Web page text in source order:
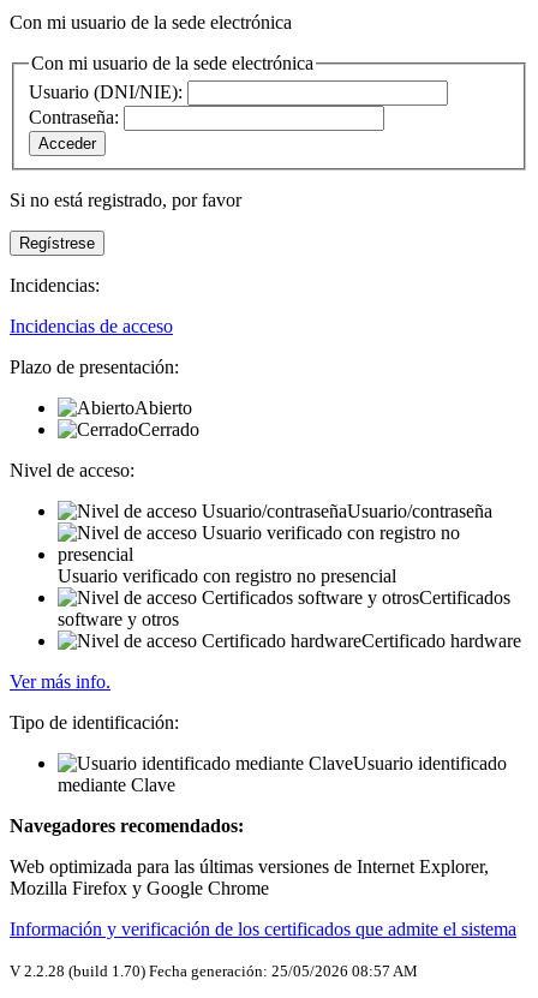
Con mi usuario de la sede electrónica
Con mi usuario de la sede electrónica
Usuario (DNI/NIE):
Contraseña:
Si no está registrado, por favor
Incidencias:
Incidencias de acceso
Plazo de presentación:
Abierto
Cerrado
Nivel de acceso:
Usuario/contraseña
Usuario verificado con registro no presencial
Certificados
software y otros
Certificado hardware
Ver más info.
Tipo de identificación:
Usuario identificado
mediante Clave
Navegadores recomendados:
Web optimizada para las últimas versiones de Internet Explorer,
Mozilla Firefox y Google Chrome
Información y verificación de los certificados que admite el sistema
V 2.2.28 (build 1.70) Fecha generación: 25/05/2026 08:57 AM